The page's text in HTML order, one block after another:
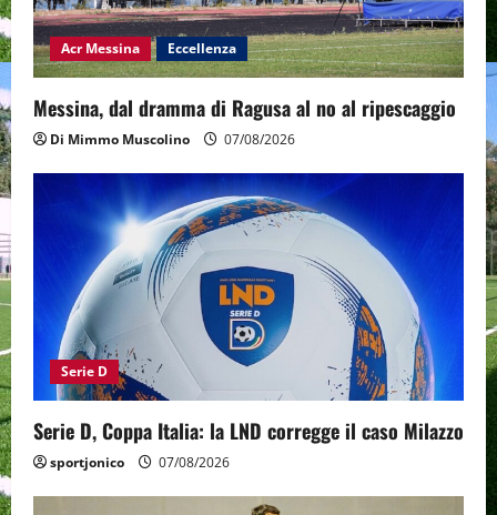
Acr Messina Eccellenza
Messina, dal dramma di Ragusa al no al ripescaggio
Di Mimmo Muscolino 07/08/2026
Serie D
Serie D, Coppa Italia: la LND corregge il caso Milazzo
sportjonico 07/08/2026